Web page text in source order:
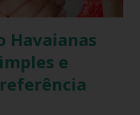
Havaianas
e